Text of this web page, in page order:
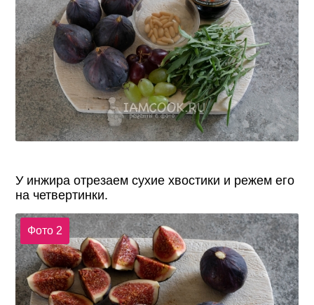
У инжира отрезаем сухие хвостики и режем его
на четвертинки.
Фото 2